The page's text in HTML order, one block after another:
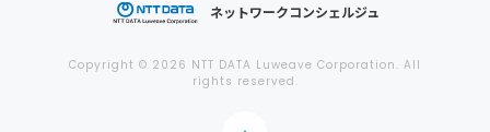
ネットワークコンシェルジュ
Copyright © 2026 NTT DATA Luweave Corporation. All
rights reserved.